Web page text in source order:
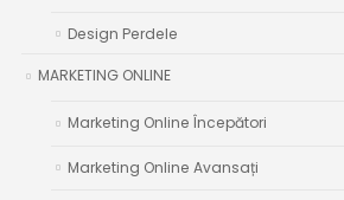
Design Perdele
MARKETING ONLINE
Marketing Online Începători
Marketing Online Avansați